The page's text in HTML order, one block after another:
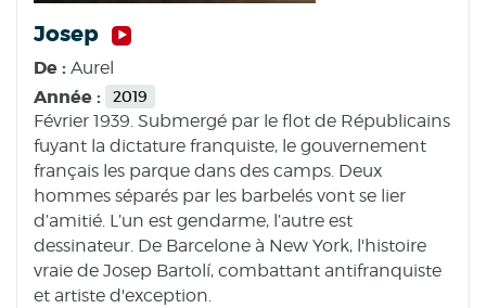
Josep
De : Aurel
Année : 2019
Février 1939. Submergé par le flot de Républicains
fuyant la dictature franquiste, le gouvernement
français les parque dans des camps. Deux
hommes séparés par les barbelés vont se lier
d’amitié. L’un est gendarme, l’autre est
dessinateur. De Barcelone à New York, l'histoire
vraie de Josep Bartolí, combattant antifranquiste
et artiste d'exception.